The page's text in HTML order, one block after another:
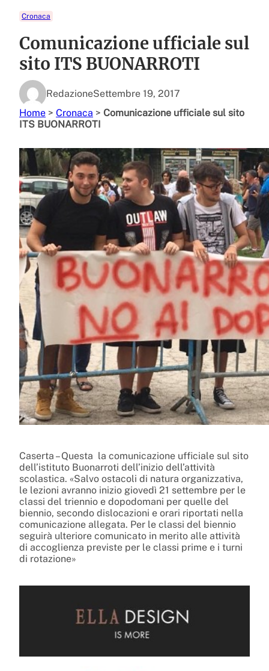
Cronaca
Comunicazione ufficiale sul
sito ITS BUONARROTI
RedazioneSettembre 19, 2017
Home > Cronaca > Comunicazione ufficiale sul sito
ITS BUONARROTI
Caserta – Questa la comunicazione ufficiale sul sito
dell’istituto Buonarroti dell’inizio dell’attività
scolastica. «Salvo ostacoli di natura organizzativa,
le lezioni avranno inizio giovedì 21 settembre per le
classi del triennio e dopodomani per quelle del
biennio, secondo dislocazioni e orari riportati nella
comunicazione allegata. Per le classi del biennio
seguirà ulteriore comunicato in merito alle attività
di accoglienza previste per le classi prime e i turni
di rotazione»